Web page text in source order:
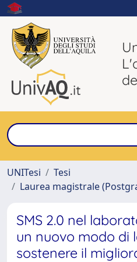
UNITesi
Tesi
Laurea magistrale
SMS 2.0 nel
un nuovo modo di
sostenere il